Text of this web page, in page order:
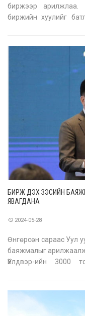
биржээр арилжлаа.
биржийн хуулийг
БИРЖ ДЭХ ЗЭСИЙН
ЯВАГДАНА
2024-05-28
Өнгөрсөн сараас Уул
баяжмалыг
Үйлдвэр-ийн 3000
харьцуулахад 500